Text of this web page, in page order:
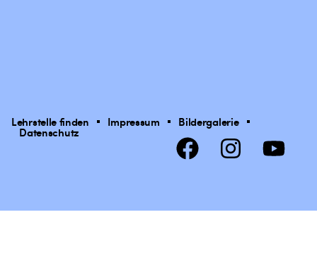
Lehrstelle finden Impressum Bildergalerie
Datenschutz